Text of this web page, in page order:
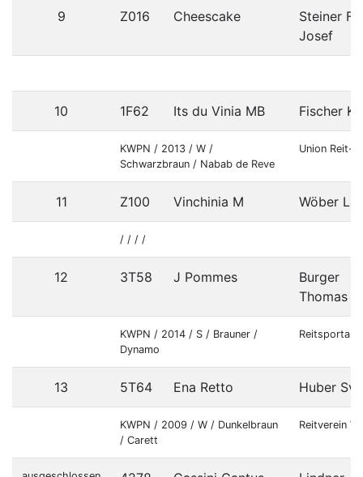
9 Z016 Cheescake
Steiner
Josef
10 1F62 Its du Vinia MB Fischer
KWPN / 2013 / W /
Schwarzbraun / Nabab de Reve
Union Reit-
11 Z100 Vinchinia M Wöber
/ / / /
12 3T58 J Pommes
Burger
Thomas
KWPN / 2014 / S / Brauner /
Dynamo
13 5T64 Ena Retto Huber
KWPN / 2009 / W / Dunkelbraun
/ Carett
Reitverein